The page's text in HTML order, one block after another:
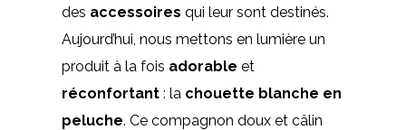
des accessoires qui leur sont destinés.
Aujourd’hui, nous mettons en lumière un
produit à la fois adorable et
réconfortant : la chouette blanche en
peluche. Ce compagnon doux et câlin